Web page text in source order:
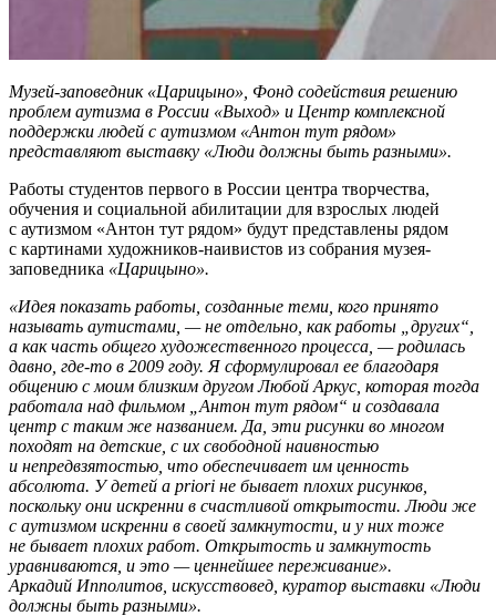
Музей-заповедник «Царицыно», Фонд содействия решению
проблем аутизма в России «Выход» и Центр комплексной
поддержки людей с аутизмом «Антон тут рядом»
представляют выставку «Люди должны быть разными».
Работы студентов первого в России центра творчества,
обучения и социальной абилитации для взрослых людей
с аутизмом «Антон тут рядом» будут представлены рядом
с картинами художников-наивистов из собрания музея-
заповедника «Царицыно».
«Идея показать работы, созданные теми, кого принято
называть аутистами, — не отдельно, как работы „других“,
а как часть общего художественного процесса, — родилась
давно, где-то в 2009 году. Я сформулировал ее благодаря
общению с моим близким другом Любой Аркус, которая тогда
работала над фильмом „Антон тут рядом“ и создавала
центр с таким же названием. Да, эти рисунки во многом
походят на детские, с их свободной наивностью
и непредвзятостью, что обеспечивает им ценность
абсолюта. У детей a priori не бывает плохих рисунков,
поскольку они искренни в счастливой открытости. Люди же
с аутизмом искренни в своей замкнутости, и у них тоже
не бывает плохих работ. Открытость и замкнутость
уравниваются, и это — ценнейшее переживание».
Аркадий Ипполитов, искусствовед, куратор выставки «Люди
должны быть разными».